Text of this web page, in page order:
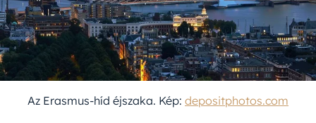
Az Erasmus-híd éjszaka. Kép: depositphotos.com